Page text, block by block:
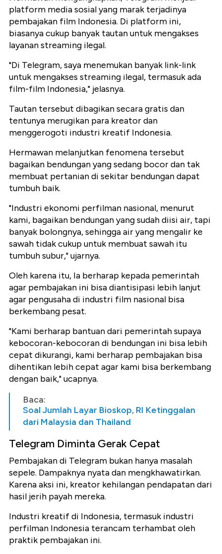
platform media sosial yang marak terjadinya
pembajakan film Indonesia. Di platform ini,
biasanya cukup banyak tautan untuk mengakses
layanan streaming ilegal.
"Di Telegram, saya menemukan banyak link-link
untuk mengakses streaming ilegal, termasuk ada
film-film Indonesia," jelasnya.
Tautan tersebut dibagikan secara gratis dan
tentunya merugikan para kreator dan
menggerogoti industri kreatif Indonesia.
Hermawan melanjutkan fenomena tersebut
bagaikan bendungan yang sedang bocor dan tak
membuat pertanian di sekitar bendungan dapat
tumbuh baik.
"Industri ekonomi perfilman nasional, menurut
kami, bagaikan bendungan yang sudah diisi air, tapi
banyak bolongnya, sehingga air yang mengalir ke
sawah tidak cukup untuk membuat sawah itu
tumbuh subur," ujarnya.
Oleh karena itu, Ia berharap kepada pemerintah
agar pembajakan ini bisa diantisipasi lebih lanjut
agar pengusaha di industri film nasional bisa
berkembang pesat.
"Kami berharap bantuan dari pemerintah supaya
kebocoran-kebocoran di bendungan ini bisa lebih
cepat dikurangi, kami berharap pembajakan bisa
dihentikan lebih cepat agar kami bisa berkembang
dengan baik," ucapnya.
Baca:
Soal Jumlah Layar Bioskop, RI Ketinggalan
dari Malaysia dan Thailand
Telegram Diminta Gerak Cepat
Pembajakan di Telegram bukan hanya masalah
sepele. Dampaknya nyata dan mengkhawatirkan.
Karena aksi ini, kreator kehilangan pendapatan dari
hasil jerih payah mereka.
Industri kreatif di Indonesia, termasuk industri
perfilman Indonesia terancam terhambat oleh
praktik pembajakan ini.